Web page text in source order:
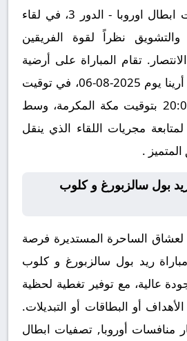
بطولة أوروبا, تصفيات ابطال اوروبا - الدور 3، في لقاء
والتشويق نظراً لقوة الفريقين
تقام المباراة على أرضية
ملعب ملعب ريد بول أرينا يوم 2025-08-06، في توقيت
حاسم عند الساعة 20:00 بتوقيت مكة المكرمة، وسط
مجريات اللقاء الذي ينقل
.
بول سالزبورغ و كلوب
لعشاق الساحرة المستديرة فرصة
ريد بول سالزبورغ و كلوب
عالية، مع توفير تغطية لحظية
أو البطاقات أو التبديلات.
منافسات أوروبا, تصفيات ابطال